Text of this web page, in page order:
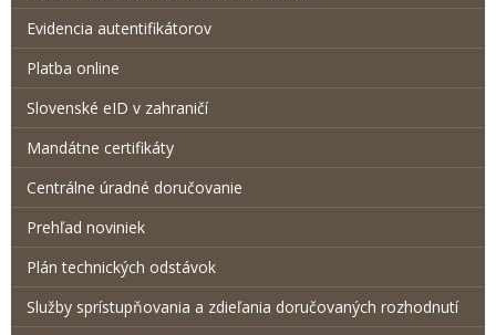
Evidencia autentifikátorov
Platba online
Slovenské eID v zahraničí
Mandátne certifikáty
Centrálne úradné doručovanie
Prehľad noviniek
Plán technických odstávok
Služby sprístupňovania a zdieľania doručovaných rozhodnutí